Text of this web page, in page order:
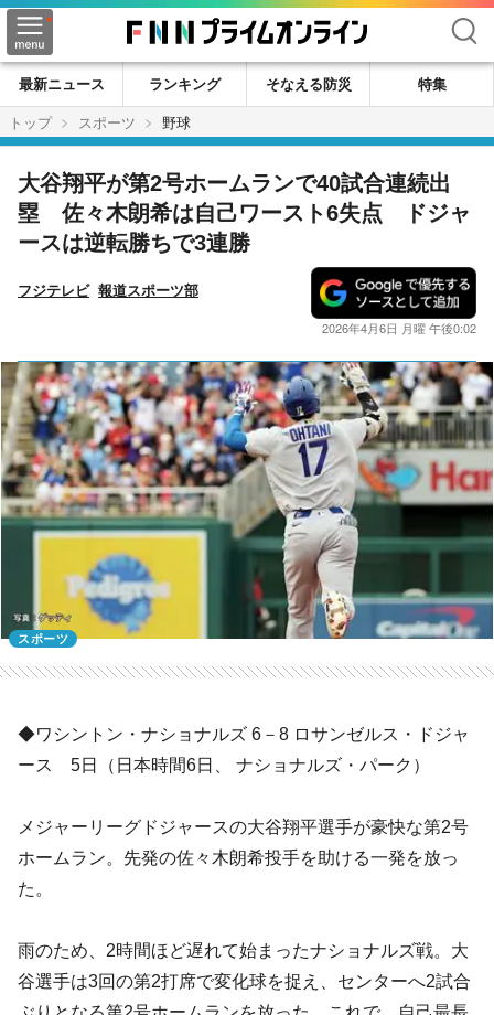
検索
最新ニュース ランキング そなえる防災
特集
トップ
スポーツ 野球
大谷翔平が第2号ホームランで40試合連続出
塁 佐々木朗希は自己ワースト6失点 ドジャ
ースは逆転勝ちで3連勝
フジテレビ 報道スポーツ部
2026年4月6日 月曜 午後0:02
スポーツ
◆ワシントン・ナショナルズ 6－8 ロサンゼルス・ドジャ
ース 5日（日本時間6日、 ナショナルズ・パーク）
メジャーリーグドジャースの大谷翔平選手が豪快な第2号
ホームラン。先発の佐々木朗希投手を助ける一発を放っ
た。
雨のため、2時間ほど遅れて始まったナショナルズ戦。大
谷選手は3回の第2打席で変化球を捉え、センターへ2試合